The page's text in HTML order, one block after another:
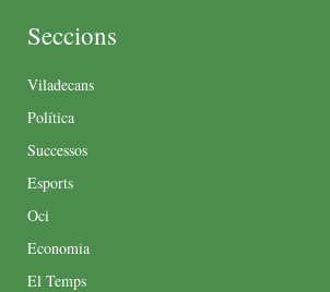
Seccions
Viladecans
Política
Successos
Esports
Oci
Economia
El Temps